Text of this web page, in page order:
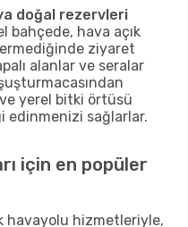
doğal rezervleri
bahçede, hava açık
ziyaret
alanlar ve seralar
yerel bitki örtüsü
edinmenizi sağlarlar.
için en popüler
havayolu hizmetleriyle,